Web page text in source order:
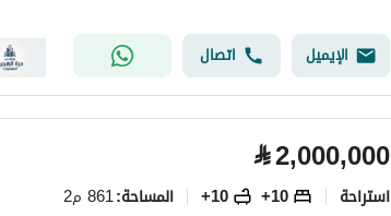
الإيميل اتصال
⃁2,000,000
استراحة 10+
10+ المساحة:861 م2